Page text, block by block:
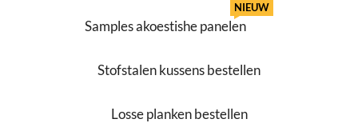
Samples akoestishe panelen
NIEUW
Stofstalen kussens bestellen
Losse planken bestellen